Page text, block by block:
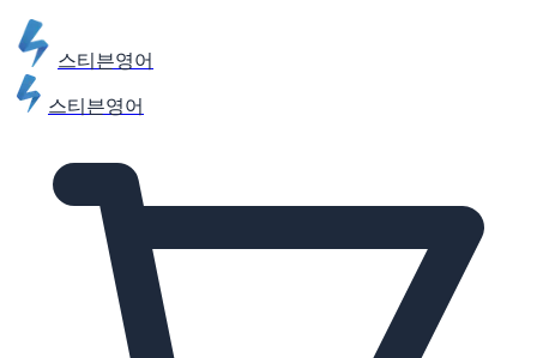
스티븐영어
스티븐영어